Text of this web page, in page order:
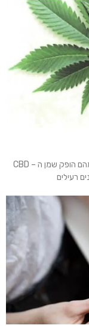
מקור ואיכות הצמח חשוב לוודא שצמחי הקנאביס שמהם הופק שמן ה – CBD
רעילים